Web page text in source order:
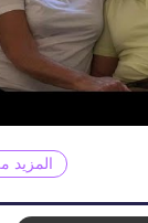
المزيد